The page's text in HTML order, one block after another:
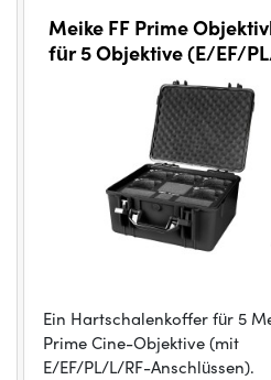
Meike FF Prime
für 5 Objektive (E/EF/
Mount)
Ein Hartschalenkoffer für 5
Prime Cine-Objektive (mit
E/EF/PL/L/RF-Anschlüssen).